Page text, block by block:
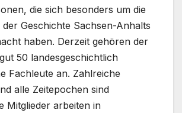
die sich besonders um die
Geschichte Sachsen-Anhalts
haben. Derzeit gehören der
50 landesgeschichtlich
Fachleute an. Zahlreiche
alle Zeitepochen sind
Mitglieder arbeiten in